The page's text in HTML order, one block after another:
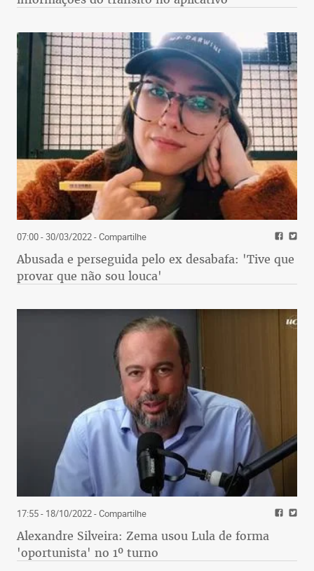
07:00 - 30/03/2022- Compartilhe
Abusada e perseguida pelo ex desabafa: 'Tive que
provar que não sou louca'
17:55 - 18/10/2022- Compartilhe
Alexandre Silveira: Zema usou Lula de forma
'oportunista' no 1º turno